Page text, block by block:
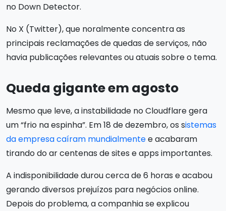
no Down Detector.
No X (Twitter), que noralmente concentra as
principais reclamações de quedas de serviços, não
havia publicações relevantes ou atuais sobre o tema.
Queda gigante em agosto
Mesmo que leve, a instabilidade no Cloudflare gera
um “frio na espinha”. Em 18 de dezembro, os sistemas
da empresa caíram mundialmentee acabaram
tirando do ar centenas de sites e apps importantes.
A indisponibilidade durou cerca de 6 horas e acabou
gerando diversos prejuízos para negócios online.
Depois do problema, a companhia se explicou